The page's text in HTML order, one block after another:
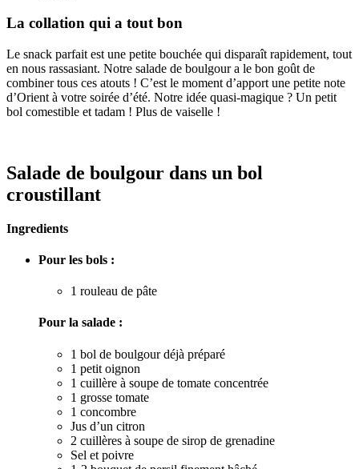
La collation qui a tout bon
Le snack parfait est une petite bouchée qui disparaît rapidement, tout
en nous rassasiant. Notre salade de boulgour a le bon goût de
combiner tous ces atouts ! C’est le moment d’apport une petite note
d’Orient à votre soirée d’été. Notre idée quasi-magique ? Un petit
bol comestible et tadam ! Plus de vaiselle !
Salade de boulgour dans un bol
croustillant
Ingredients
Pour les bols :
1 rouleau de pâte
Pour la salade :
1 bol de boulgour déjà préparé
1 petit oignon
1 cuillère à soupe de tomate concentrée
1 grosse tomate
1 concombre
Jus d’un citron
2 cuillères à soupe de sirop de grenadine
Sel et poivre